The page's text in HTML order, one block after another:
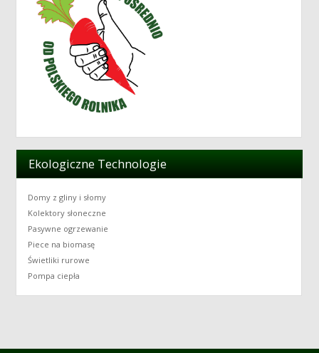
Ekologiczne Technologie
Domy z gliny i słomy
Kolektory słoneczne
Pasywne ogrzewanie
Piece na biomasę
Świetliki rurowe
Pompa ciepła